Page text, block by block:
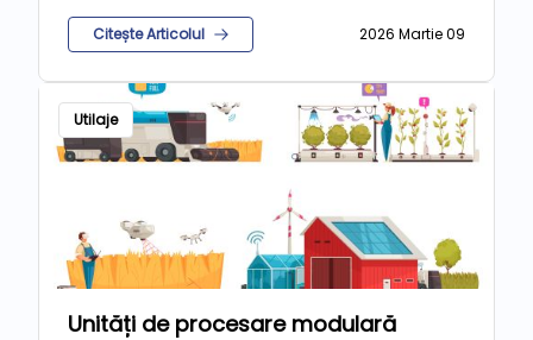
Citește Articolul 2026 Martie 09
Utilaje
Unități de procesare modulară